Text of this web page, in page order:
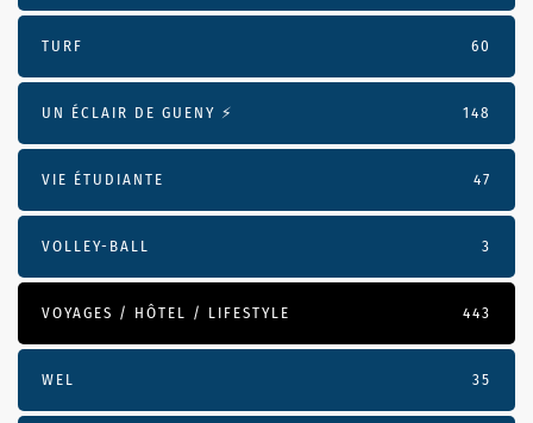
TURF 60
UN ÉCLAIR DE GUENY ⚡️ 148
VIE ÉTUDIANTE 47
VOLLEY-BALL 3
VOYAGES / HÔTEL / LIFESTYLE 443
WEL 35